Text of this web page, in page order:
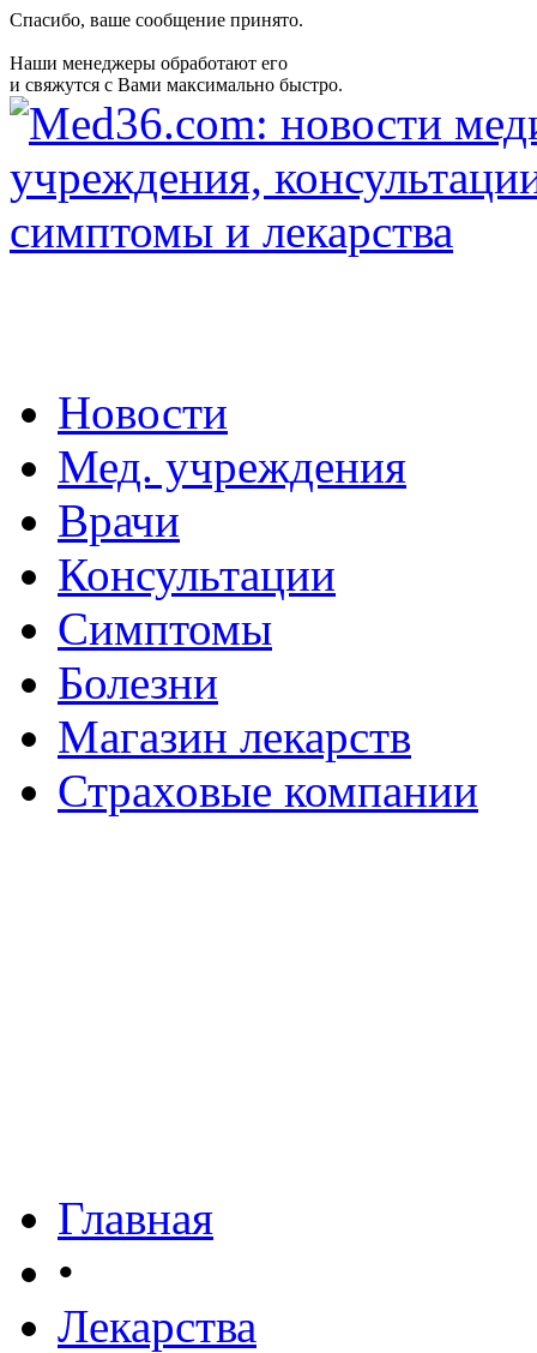
Спасибо, ваше сообщение принято.
Наши менеджеры обработают его
и свяжутся с Вами максимально быстро.
Новости
Мед. учреждения
Врачи
Консультации
Симптомы
Болезни
Магазин лекарств
Страховые компании
Главная
•
Лекарства